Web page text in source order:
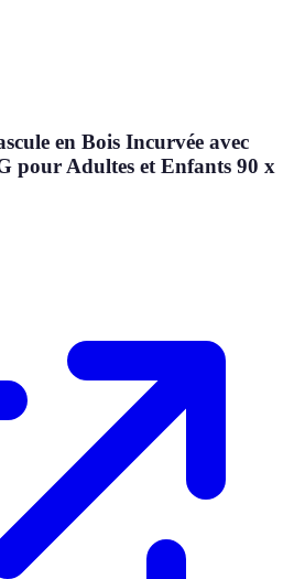
en Bois Incurvée avec
pour Adultes et Enfants 90 x